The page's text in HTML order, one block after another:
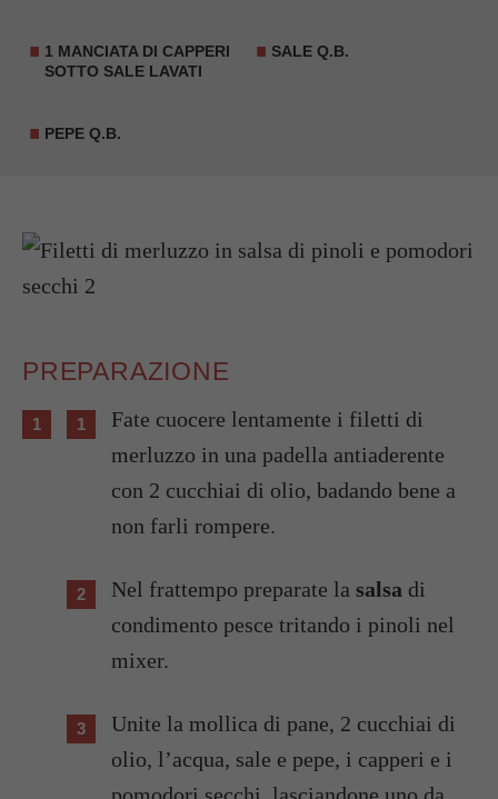
1 MANCIATA DI CAPPERI
SOTTO SALE LAVATI
SALE Q.B.
PEPE Q.B.
PREPARAZIONE
Fate cuocere lentamente i filetti di
merluzzo in una padella antiaderente
con 2 cucchiai di olio, badando bene a
non farli rompere.
Nel frattempo preparate la salsa di
condimento pesce tritando i pinoli nel
mixer.
Unite la mollica di pane, 2 cucchiai di
olio, l’acqua, sale e pepe, i capperi e i